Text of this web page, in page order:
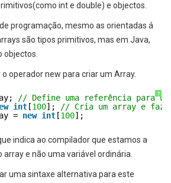
int e double) e objectos.
programação, mesmo as orientadas á
são tipos primitivos, mas em Java,
objectos.
o operador new para criar um Array.
?
// Define uma referência para
int [100];
// Cria um array e faz
= new int [100];
indica ao compilador que estamos a
e não uma variável ordinária.
uma sintaxe alternativa para este